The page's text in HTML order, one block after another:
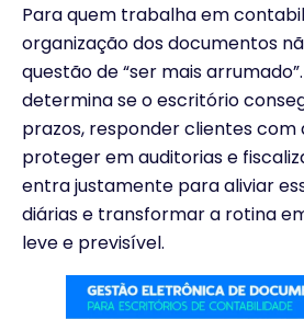
Para quem trabalha em
organização dos documentos
questão de “ser mais
determina se o escritório
prazos, responder clientes com
proteger em auditorias e
entra justamente para aliviar
diárias e transformar a rotina
leve e previsível.